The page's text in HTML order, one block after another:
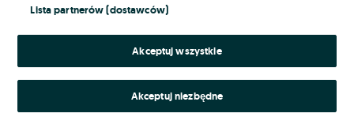
Lista partnerów (dostawców)
Akceptuj wszystkie
Akceptuj niezbędne